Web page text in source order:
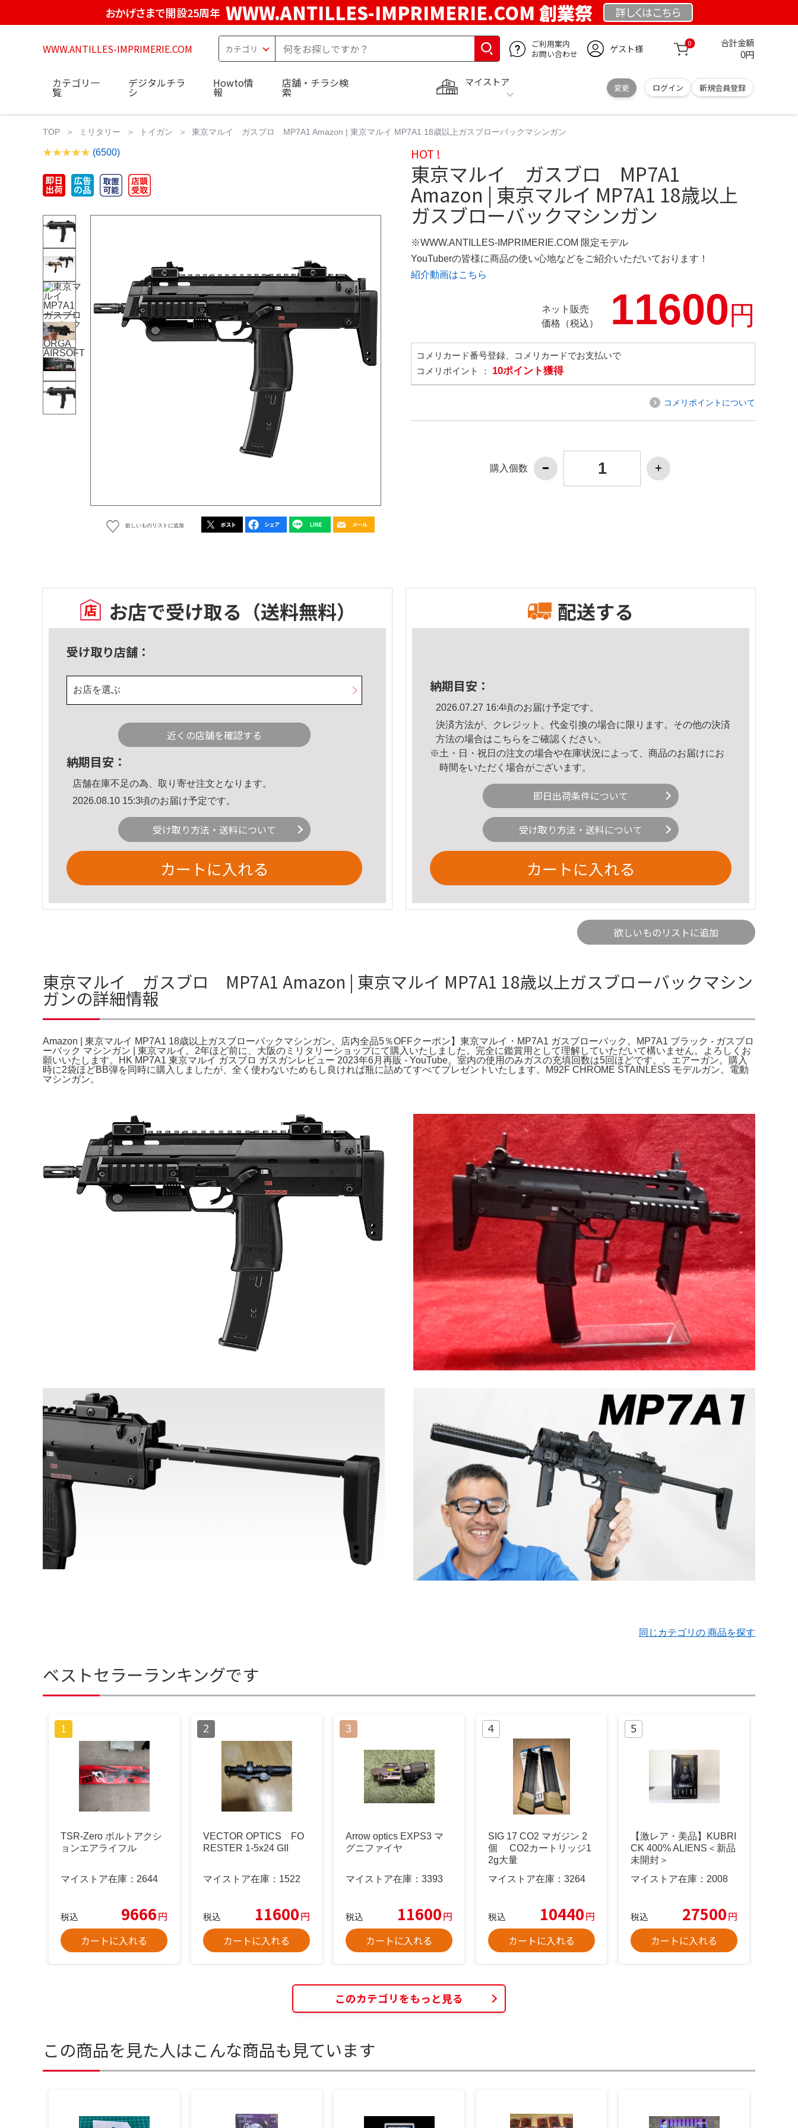
おかげさまで開設25周年 WWW.ANTILLES-IMPRIMERIE.COM 創業祭 詳しくはこちら
WWW.ANTILLES-IMPRIMERIE.COM
ご利用案内
お問い合わせ
ゲスト様 0 合計金額
0円
マイストア
変更 ログイン 新規会員登録
カテゴリ一
覧
デジタルチラ
シ
Howto情
報
店舗・チラシ検
索
TOP ミリタリー トイガン 東京マルイ ガスブロ MP7A1 Amazon | 東京マルイ MP7A1 18歳以上ガスブローバックマシンガン
(6500)
欲しいものリストに追加
HOT !
東京マルイ ガスブロ MP7A1
Amazon | 東京マルイ MP7A1 18歳以上
ガスブローバックマシンガン
※WWW.ANTILLES-IMPRIMERIE.COM 限定モデル
YouTuberの皆様に商品の使い心地などをご紹介いただいております！
紹介動画はこちら
ネット販売
価格（税込）
11600円
コメリカード番号登録、コメリカードでお支払いで
コメリポイント ： 10ポイント獲得
コメリポイントについて
購入個数
お店で受け取る （送料無料）
受け取り店舗：
お店を選ぶ
近くの店舗を確認する
納期目安：
店舗在庫不足の為、取り寄せ注文となります。
2026.08.10 15:3頃のお届け予定です。
受け取り方法・送料について
カートに入れる
配送する
納期目安：
2026.07.27 16:4頃のお届け予定です。
決済方法が、クレジット、代金引換の場合に限ります。その他の決済
方法の場合はこちら をご確認ください。
※土・日・祝日の注文の場合や在庫状況によって、商品のお届けにお
時間をいただく場合がございます。
即日出荷条件について
受け取り方法・送料について
カートに入れる
欲しいものリストに追加
東京マルイ ガスブロ MP7A1 Amazon | 東京マルイ MP7A1 18歳以上ガスブローバックマシン
ガンの詳細情報
Amazon | 東京マルイ MP7A1 18歳以上ガスブローバックマシンガン。店内全品5％OFFクーポン】東京マルイ・MP7A1 ガスブローバック。MP7A1 ブラック - ガスブロ
ーバック マシンガン | 東京マルイ。2年ほど前に、大阪のミリタリーショップにて購入いたしました。完全に鑑賞用として理解していただいて構いません。よろしくお
願いいたします。HK MP7A1 東京マルイ ガスブロ ガスガンレビュー 2023年6月再販 - YouTube。室内の使用のみガスの充填回数は5回ほどです。。エアーガン。購入
時に2袋ほどBB弾を同時に購入しましたが、全く使わないためもし良ければ瓶に詰めてすべてプレゼントいたします。M92F CHROME STAINLESS モデルガン。電動
マシンガン。
同じカテゴリの 商品を探す
ベストセラーランキングです
TSR-Zero ボルトアクシ
ョンエアライフル
マイストア在庫： 2644
税込 9666円
カートに入れる
VECTOR OPTICS FO
RESTER 1-5x24 GII
マイストア在庫： 1522
税込 11600円
カートに入れる
Arrow optics EXPS3 マ
グニファイヤ
マイストア在庫： 3393
税込 11600円
カートに入れる
SIG 17 CO2 マガジン 2
個 CO2カートリッジ1
2g大量
マイストア在庫： 3264
税込 10440円
カートに入れる
【激レア・美品】KUBRI
CK 400% ALIENS＜新品
未開封＞
マイストア在庫： 2008
税込 27500円
カートに入れる
このカテゴリをもっと見る
この商品を見た人はこんな商品も見ています